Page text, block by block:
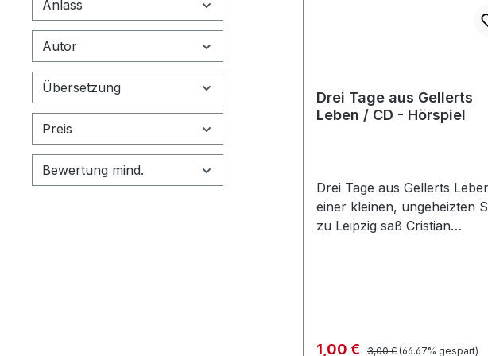
Anlass
Autor
Übersetzung
Preis
Bewertung mind.
Drei Tage aus Gellerts
Leben / CD - Hörspiel
Drei Tage aus Gellerts Leben
einer kleinen, ungeheizten
zu Leipzig saß Cristian
eine Ebbe in seine Einnahmen
Verkaufspreis:
1,00 € Regulärer Preis:
3,00 € (66.67% gespart)